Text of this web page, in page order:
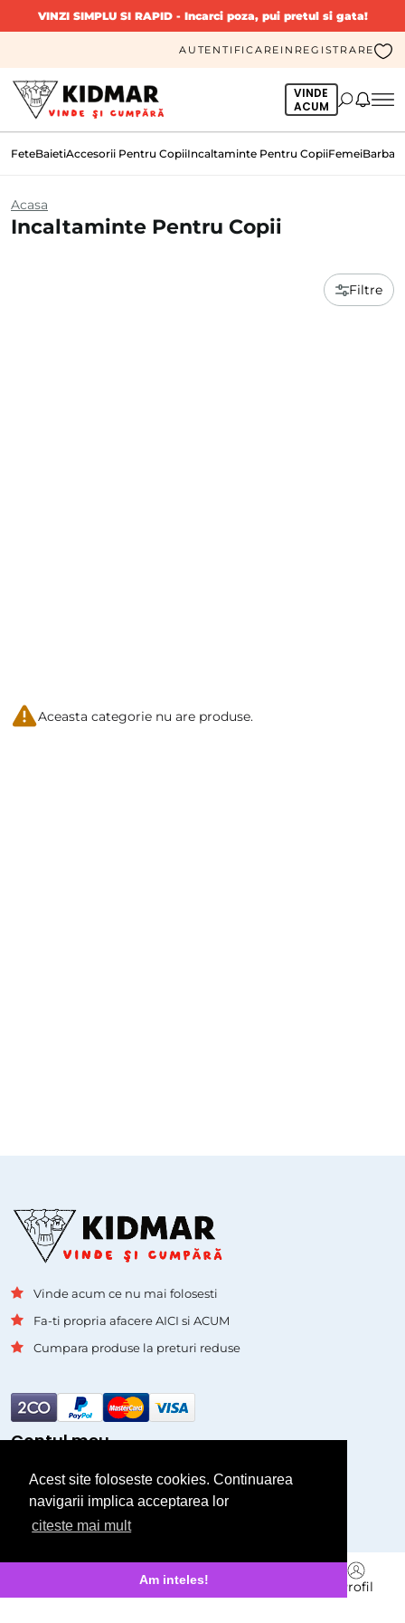
Acest site foloseste cookies. Continuarea
navigarii implica acceptarea lor
citeste mai mult
Am inteles!
VINZI SIMPLU SI RAPID- Incarci poza, pui pretul si gata!
AUTENTIFICARE INREGISTRARE
VINDE
ACUM
FeteBaietiAccesorii Pentru CopiiIncaltaminte Pentru CopiiFemeiBarbati
Acasa
Incaltaminte Pentru Copii
Filtre
Aceasta categorie nu are produse.
Vinde acum ce nu mai folosesti
Fa-ti propria afacere AICI si ACUM
Cumpara produse la preturi reduse
Contul meu
Autentificare
Inregistrare
Pagini
Asistenta
Cauta Vinde Profil